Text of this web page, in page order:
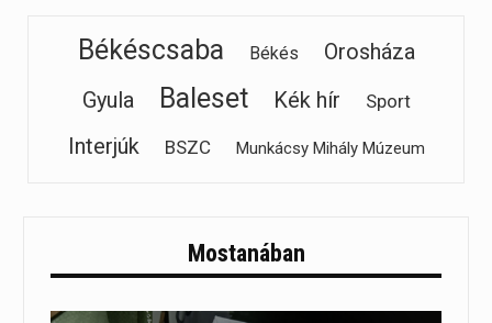
Békéscsaba Békés
Orosháza
Gyula
Baleset Kék hír Sport
Interjúk BSZC Munkácsy Mihály Múzeum
Mostanában